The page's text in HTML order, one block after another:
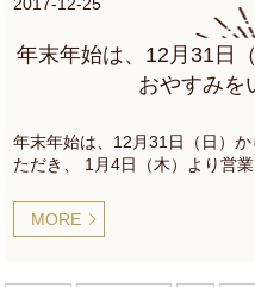
年末年始は、12月31日
おやすみを
年末年始は、12月31日（日）
ただき、 1月4日（木）より営
MORE